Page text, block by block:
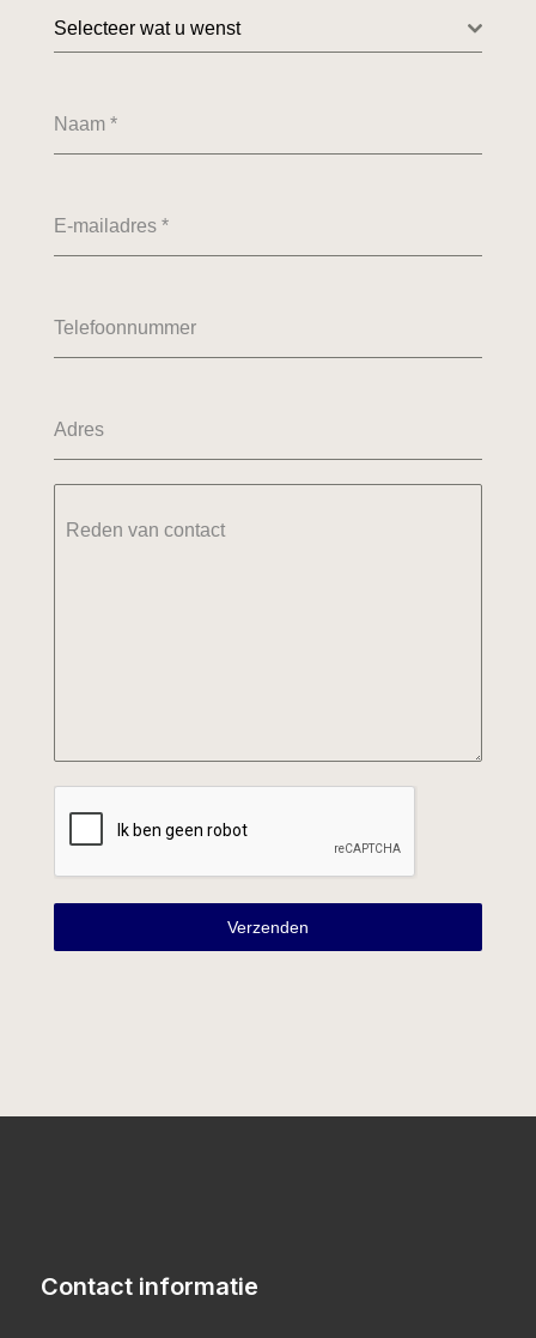
Selecteer wat u wenst
Naam *
E-mailadres *
Telefoonnummer
Adres
Reden van contact
Verzenden
Contact informatie